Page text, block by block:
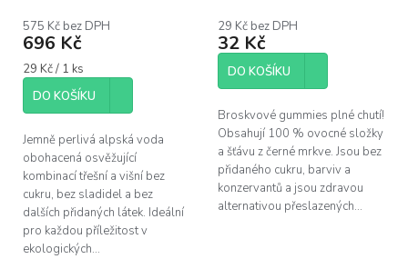
575 Kč bez DPH
696 Kč
Měrná
cena:
29 Kč / 1 ks
DO KOŠÍKU
Jemně perlivá alpská voda
obohacená osvěžující
kombinací třešní a višní bez
cukru, bez sladidel a bez
dalších přidaných látek. Ideální
pro každou příležitost v
ekologických...
29 Kč bez DPH
32 Kč
DO KOŠÍKU
Broskvové gummies plné chutí!
Obsahují 100 % ovocné složky
a šťávu z černé mrkve. Jsou bez
přidaného cukru, barviv a
konzervantů a jsou zdravou
alternativou přeslazených...